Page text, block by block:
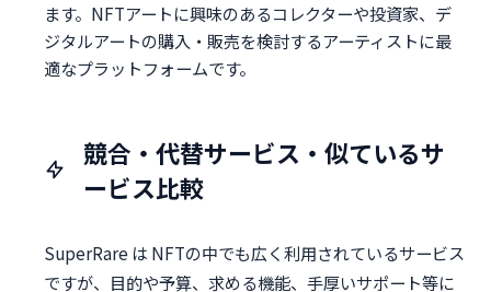
ます。NFTアートに興味のあるコレクターや投資家、デ
ジタルアートの購入・販売を検討するアーティストに最
適なプラットフォームです。
競合・代替サービス・似ているサ
ービス比較
SuperRare は NFTの中でも広く利用されているサービス
ですが、目的や予算、求める機能、手厚いサポート等に